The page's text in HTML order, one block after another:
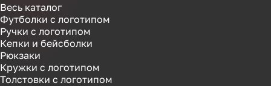
Весь каталог
Футболки с логотипом
Ручки с логотипом
Кепки и бейсболки
Рюкзаки
Кружки с логотипом
Толстовки с логотипом